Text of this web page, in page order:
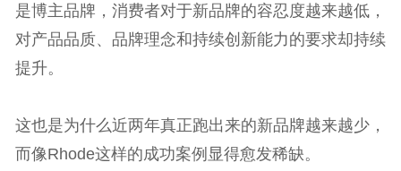
是博主品牌，消费者对于新品牌的容忍度越来越低，
对产品品质、品牌理念和持续创新能力的要求却持续
提升。
这也是为什么近两年真正跑出来的新品牌越来越少，
而像Rhode这样的成功案例显得愈发稀缺。